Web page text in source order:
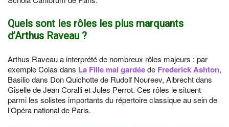
Quels sont les rôles les plus marquants
d’Arthus Raveau ?
Arthus Raveau a interprété de nombreux rôles majeurs : par
exemple Colas dans La Fille mal gardéede Frederick Ashton,
Basilio dans Don Quichotte de Rudolf Noureev, Albrecht dans
Giselle de Jean Coralli et Jules Perrot. Ces rôles le situent
parmi les solistes importants du répertoire classique au sein de
l’Opéra national de Paris.